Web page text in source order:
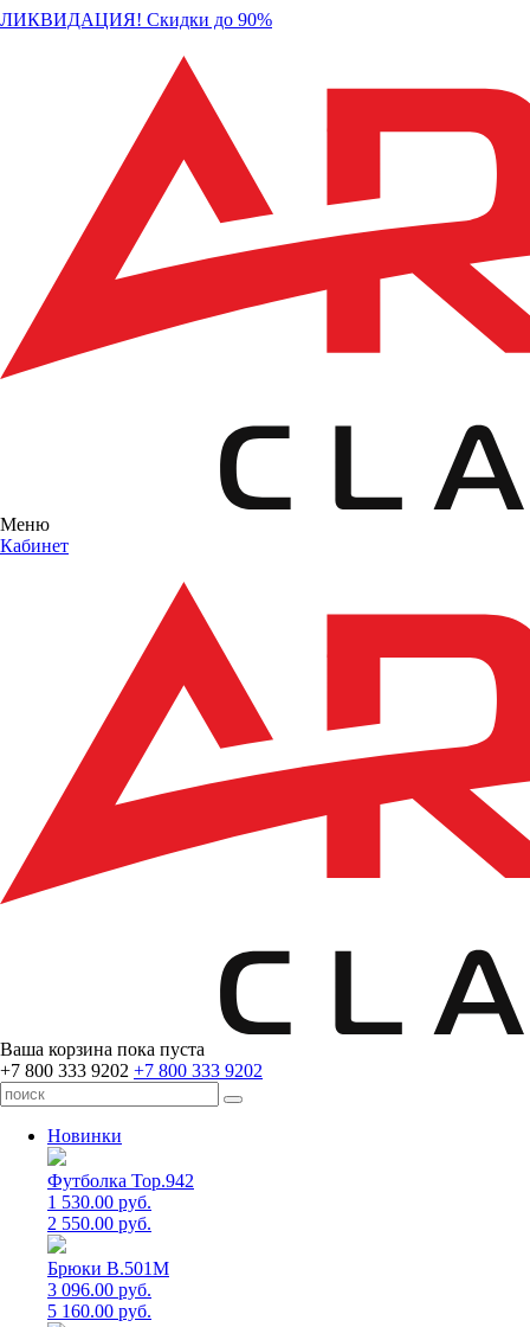
ЛИКВИДАЦИЯ! Скидки до 90%
Меню
Кабинет
Ваша корзина пока пуста
+7 800 333 9202 +7 800 333 9202
Новинки
Футболка Top.942
1 530.00 руб.
2 550.00 руб.
Брюки B.501M
3 096.00 руб.
5 160.00 руб.